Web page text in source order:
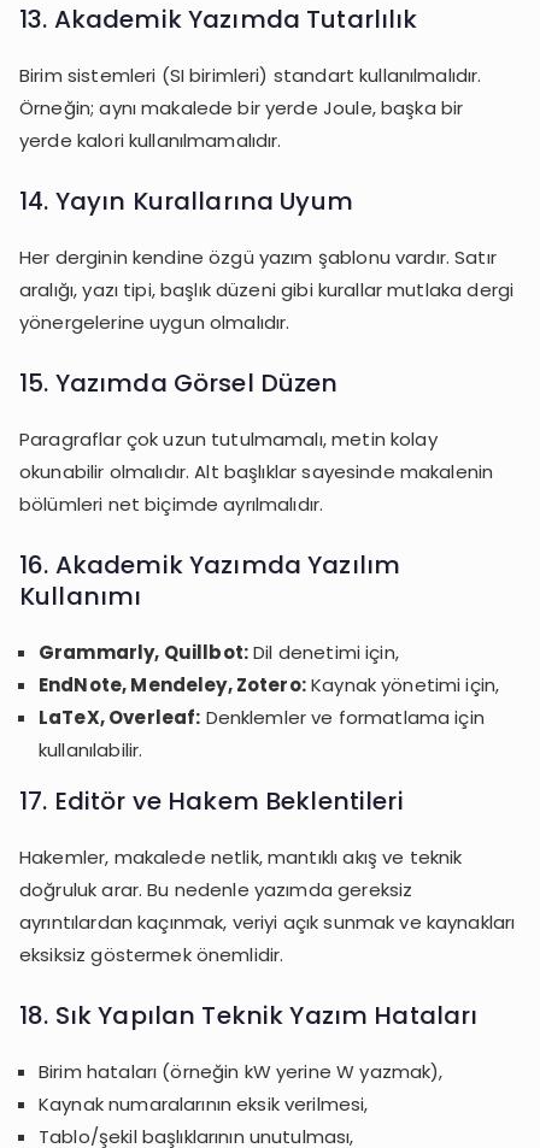
13. Akademik Yazımda Tutarlılık
Birim sistemleri (SI birimleri) standart kullanılmalıdır.
Örneğin; aynı makalede bir yerde Joule, başka bir
yerde kalori kullanılmamalıdır.
14. Yayın Kurallarına Uyum
Her derginin kendine özgü yazım şablonu vardır. Satır
aralığı, yazı tipi, başlık düzeni gibi kurallar mutlaka dergi
yönergelerine uygun olmalıdır.
15. Yazımda Görsel Düzen
Paragraflar çok uzun tutulmamalı, metin kolay
okunabilir olmalıdır. Alt başlıklar sayesinde makalenin
bölümleri net biçimde ayrılmalıdır.
16. Akademik Yazımda Yazılım
Kullanımı
Grammarly, Quillbot:Dil denetimi için,
EndNote, Mendeley, Zotero:Kaynak yönetimi için,
LaTeX, Overleaf: Denklemler ve formatlama için
kullanılabilir.
17. Editör ve Hakem Beklentileri
Hakemler, makalede netlik, mantıklı akış ve teknik
doğruluk arar. Bu nedenle yazımda gereksiz
ayrıntılardan kaçınmak, veriyi açık sunmak ve kaynakları
eksiksiz göstermek önemlidir.
18. Sık Yapılan Teknik Yazım Hataları
Birim hataları (örneğin kW yerine W yazmak),
Kaynak numaralarının eksik verilmesi,
Tablo/şekil başlıklarının unutulması,